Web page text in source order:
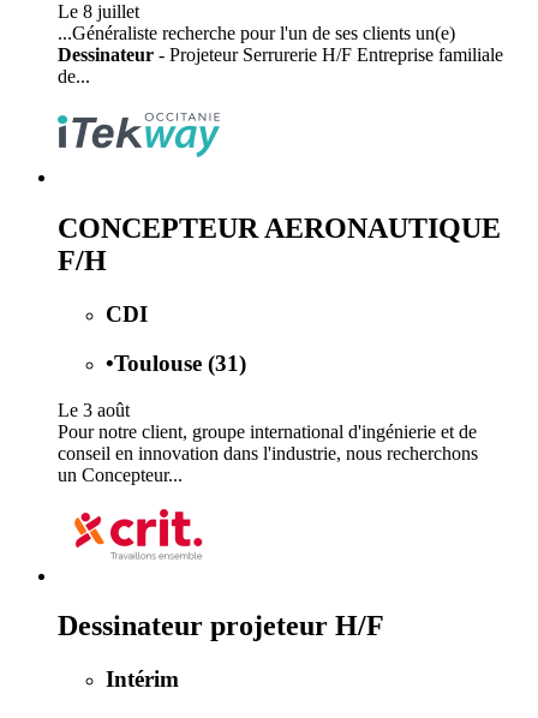
Le 8 juillet
...Généraliste recherche pour l'un de ses clients un(e)
Dessinateur - Projeteur Serrurerie H/F Entreprise familiale
de...
CONCEPTEUR AERONAUTIQUE
F/H
CDI
•Toulouse (31)
Le 3 août
Pour notre client, groupe international d'ingénierie et de
conseil en innovation dans l'industrie, nous recherchons
un Concepteur...
Dessinateur projeteur H/F
Intérim